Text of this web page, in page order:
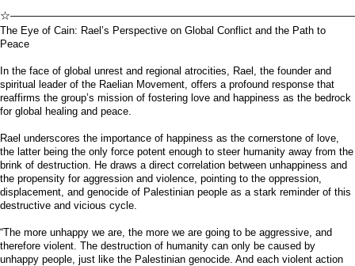
The Eye of Cain: Rael’s Perspective on Global Conflict and the Path to
Peace
In the face of global unrest and regional atrocities, Rael, the founder and
spiritual leader of the Raelian Movement, offers a profound response that
reaffirms the group’s mission of fostering love and happiness as the bedrock
for global healing and peace.
Rael underscores the importance of happiness as the cornerstone of love,
the latter being the only force potent enough to steer humanity away from the
brink of destruction. He draws a direct correlation between unhappiness and
the propensity for aggression and violence, pointing to the oppression,
displacement, and genocide of Palestinian people as a stark reminder of this
destructive and vicious cycle.
“The more unhappy we are, the more we are going to be aggressive, and
therefore violent. The destruction of humanity can only be caused by
unhappy people, just like the Palestinian genocide. And each violent action